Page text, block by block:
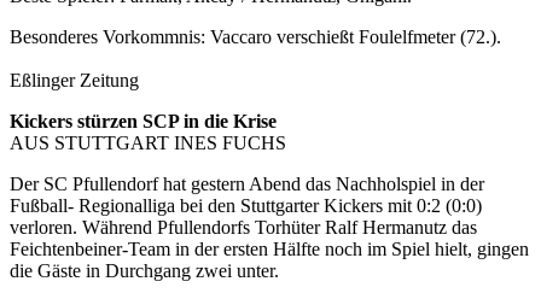
Besonderes Vorkommnis: Vaccaro verschießt Foulelfmeter (72.).
Eßlinger Zeitung
Kickers stürzen SCP in die Krise
AUS STUTTGART INES FUCHS
Der SC Pfullendorf hat gestern Abend das Nachholspiel in der
Fußball- Regionalliga bei den Stuttgarter Kickers mit 0:2 (0:0)
verloren. Während Pfullendorfs Torhüter Ralf Hermanutz das
Feichtenbeiner-Team in der ersten Hälfte noch im Spiel hielt, gingen
die Gäste in Durchgang zwei unter.